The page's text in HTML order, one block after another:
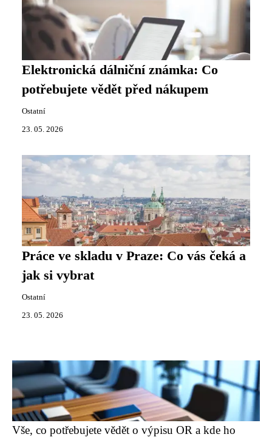
Elektronická dálniční známka: Co
potřebujete vědět před nákupem
Ostatní
23. 05. 2026
Práce ve skladu v Praze: Co vás čeká a
jak si vybrat
Ostatní
23. 05. 2026
Vše, co potřebujete vědět o výpisu OR a kde ho